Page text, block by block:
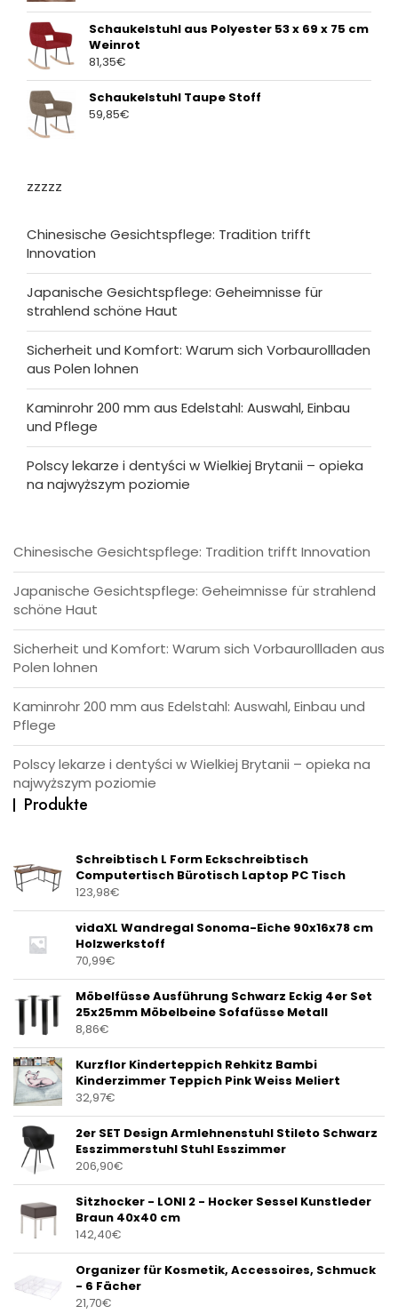
Schaukelstuhl aus Polyester 53 x 69 x 75 cm
Weinrot
81,35€
Schaukelstuhl Taupe Stoff
59,85€
zzzzz
Chinesische Gesichtspflege: Tradition trifft
Innovation
Japanische Gesichtspflege: Geheimnisse für
strahlend schöne Haut
Sicherheit und Komfort: Warum sich Vorbaurollladen
aus Polen lohnen
Kaminrohr 200 mm aus Edelstahl: Auswahl, Einbau
und Pflege
Polscy lekarze i dentyści w Wielkiej Brytanii – opieka
na najwyższym poziomie
Chinesische Gesichtspflege: Tradition trifft Innovation
Japanische Gesichtspflege: Geheimnisse für strahlend
schöne Haut
Sicherheit und Komfort: Warum sich Vorbaurollladen aus
Polen lohnen
Kaminrohr 200 mm aus Edelstahl: Auswahl, Einbau und
Pflege
Polscy lekarze i dentyści w Wielkiej Brytanii – opieka na
najwyższym poziomie
Produkte
Schreibtisch L Form Eckschreibtisch
Computertisch Bürotisch Laptop PC Tisch
123,98€
vidaXL Wandregal Sonoma-Eiche 90x16x78 cm
Holzwerkstoff
70,99€
Möbelfüsse Ausführung Schwarz Eckig 4er Set
25x25mm Möbelbeine Sofafüsse Metall
8,86€
Kurzflor Kinderteppich Rehkitz Bambi
Kinderzimmer Teppich Pink Weiss Meliert
32,97€
2er SET Design Armlehnenstuhl Stileto Schwarz
Esszimmerstuhl Stuhl Esszimmer
206,90€
Sitzhocker - LONI 2 - Hocker Sessel Kunstleder
Braun 40x40 cm
142,40€
Organizer für Kosmetik, Accessoires, Schmuck
- 6 Fächer
21,70€